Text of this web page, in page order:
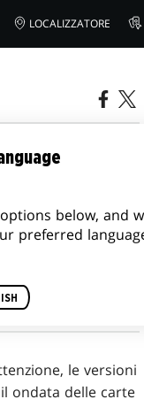
LOCALIZZATORE
le versioni
ondata delle carte
below, and
preferred